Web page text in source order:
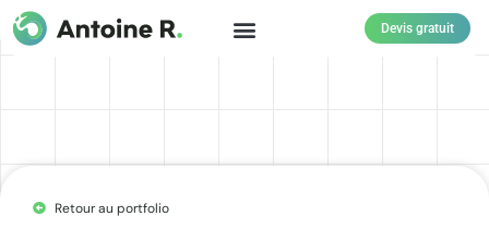
Devis gratuit
Retour au portfolio